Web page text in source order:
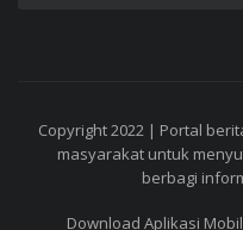
Copyright 2022 | Portal
masyarakat untuk
berbagi
Download Aplikasi